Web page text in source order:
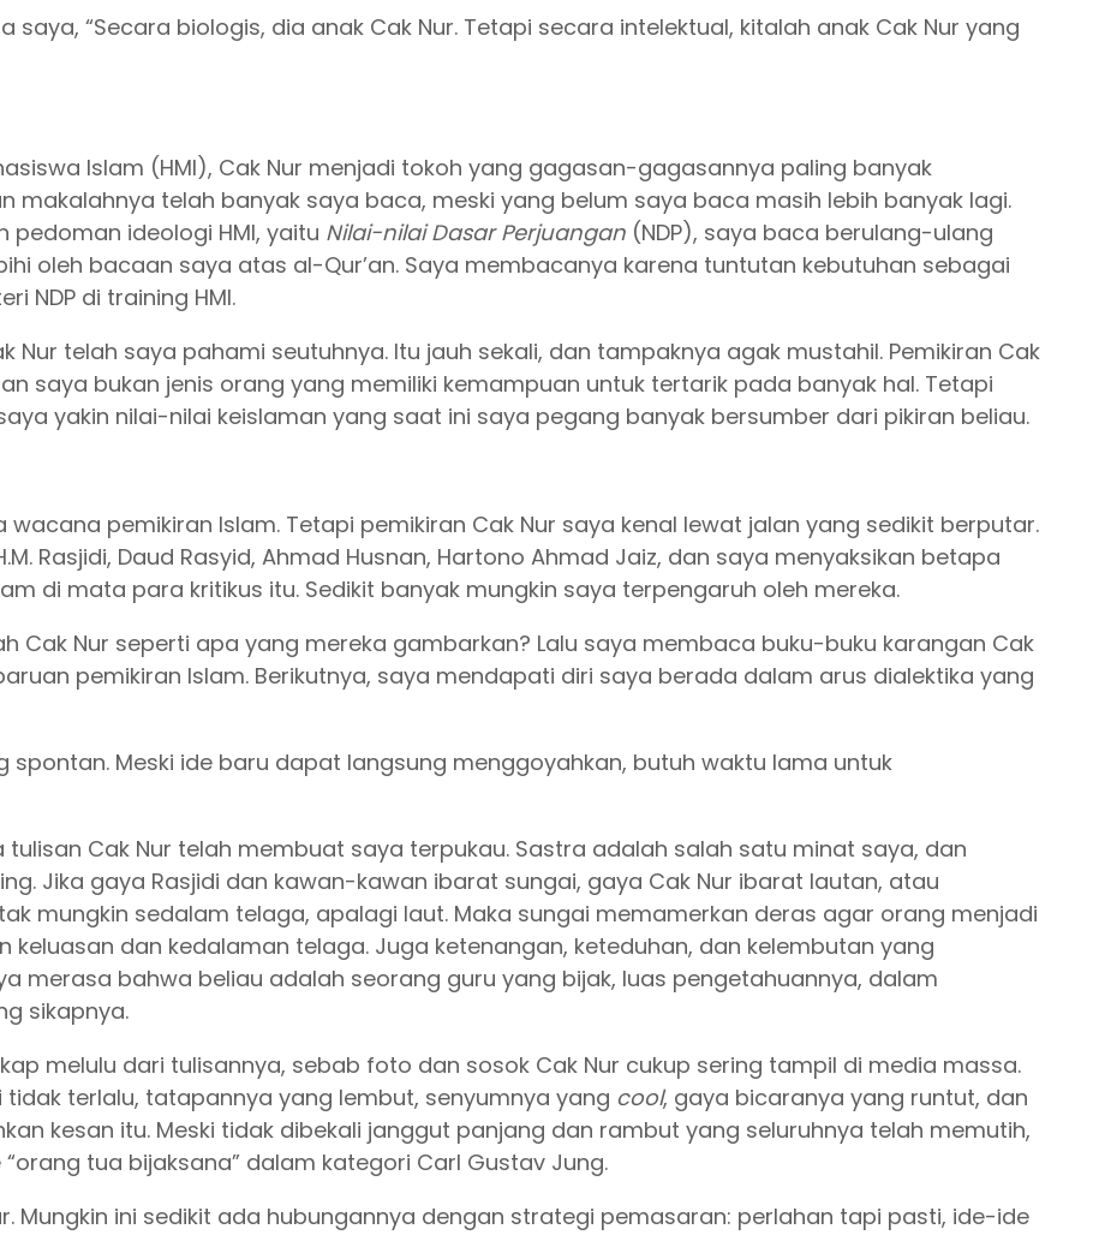
saya, “Secara biologis, dia anak Cak Nur. Tetapi secara intelektual, kitalah anak Cak Nur yang
Islam (HMI), Cak Nur menjadi tokoh yang gagasan-gagasannya paling banyak
makalahnya telah banyak saya baca, meski yang belum saya baca masih lebih banyak lagi.
pedoman ideologi HMI, yaitu Nilai-nilai Dasar Perjuangan (NDP), saya baca berulang-ulang
oleh bacaan saya atas al-Qur’an. Saya membacanya karena tuntutan kebutuhan sebagai
NDP di training HMI.
Nur telah saya pahami seutuhnya. Itu jauh sekali, dan tampaknya agak mustahil. Pemikiran Cak
saya bukan jenis orang yang memiliki kemampuan untuk tertarik pada banyak hal. Tetapi
yakin nilai-nilai keislaman yang saat ini saya pegang banyak bersumber dari pikiran beliau.
pemikiran Islam. Tetapi pemikiran Cak Nur saya kenal lewat jalan yang sedikit berputar.
Rasjidi, Daud Rasyid, Ahmad Husnan, Hartono Ahmad Jaiz, dan saya menyaksikan betapa
di mata para kritikus itu. Sedikit banyak mungkin saya terpengaruh oleh mereka.
Cak Nur seperti apa yang mereka gambarkan? Lalu saya membaca buku-buku karangan Cak
pemikiran Islam. Berikutnya, saya mendapati diri saya berada dalam arus dialektika yang
Meski ide baru dapat langsung menggoyahkan, butuh waktu lama untuk
Cak Nur telah membuat saya terpukau. Sastra adalah salah satu minat saya, dan
Jika gaya Rasjidi dan kawan-kawan ibarat sungai, gaya Cak Nur ibarat lautan, atau
mungkin sedalam telaga, apalagi laut. Maka sungai memamerkan deras agar orang menjadi
keluasan dan kedalaman telaga. Juga ketenangan, keteduhan, dan kelembutan yang
merasa bahwa beliau adalah seorang guru yang bijak, luas pengetahuannya, dalam
sikapnya.
melulu dari tulisannya, sebab foto dan sosok Cak Nur cukup sering tampil di media massa.
terlalu, tatapannya yang lembut, senyumnya yang cool, gaya bicaranya yang runtut, dan
kesan itu. Meski tidak dibekali janggut panjang dan rambut yang seluruhnya telah memutih,
tua bijaksana” dalam kategori Carl Gustav Jung.
Mungkin ini sedikit ada hubungannya dengan strategi pemasaran: perlahan tapi pasti, ide-ide